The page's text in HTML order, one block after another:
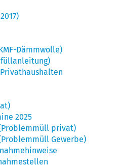
Dämmwolle)
2025
privat)
Gewerbe)